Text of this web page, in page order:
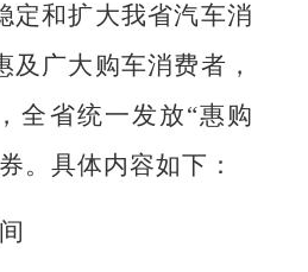
定和扩大我省汽车消
及广大购车消费者，
全省统一发放“惠购
。具体内容如下：